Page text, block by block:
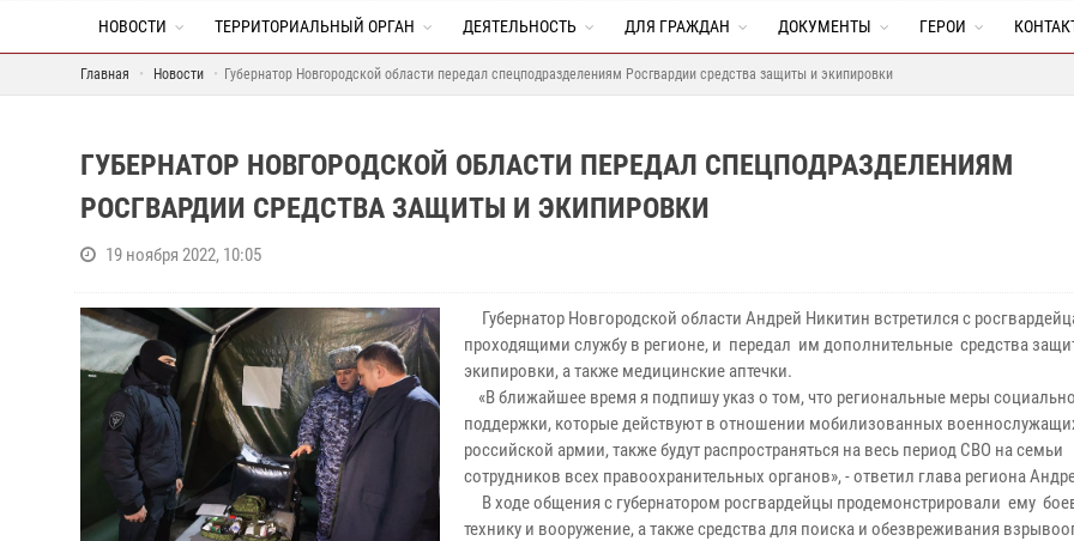
НОВОСТИ ТЕРРИТОРИАЛЬНЫЙ ОРГАН ДЕЯТЕЛЬНОСТЬ ДЛЯ ГРАЖДАН ДОКУМЕНТЫ ГЕРОИ
Главная Новости Губернатор Новгородской области передал спецподразделениям Росгвардии средства защиты и экипировки
ГУБЕРНАТОР НОВГОРОДСКОЙ ОБЛАСТИ ПЕРЕДАЛ СПЕЦПОДРАЗДЕЛЕНИЯМ
РОСГВАРДИИ СРЕДСТВА ЗАЩИТЫ И ЭКИПИРОВКИ
19 ноября 2022, 10:05
Губернатор Новгородской области Андрей Никитин встретился с
проходящими службу в регионе, и передал им дополнительные средства
экипировки, а также медицинские аптечки.
«В ближайшее время я подпишу указ о том, что региональные меры
поддержки, которые действуют в отношении мобилизованных
российской армии, также будут распространяться на весь период СВО на семьи
сотрудников всех правоохранительных органов», - ответил глава региона
В ходе общения с губернатором росгвардейцы продемонстрировали ему
технику и вооружение, а также средства для поиска и обезвреживания